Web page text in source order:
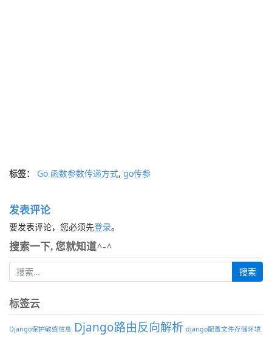
标签： Go 函数参数传递方式, go传参
发表评论
要发表评论，您必须先登录。
搜索一下, 您就知道^-^
标签云
Django保护敏感信息 Django路由反向解析 django配置文件存储环境